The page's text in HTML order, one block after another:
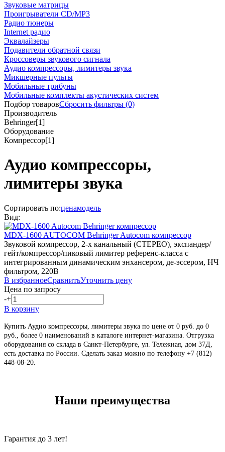
Звуковые матрицы
Проигрыватели CD/MP3
Радио тюнеры
Internet радио
Эквалайзеры
Подавители обратной связи
Кроссоверы звукового сигнала
Аудио компрессоры, лимитеры звука
Микшерные пульты
Мобильные трибуны
Мобильные комплекты акустических систем
Подбор товаровСбросить фильтры (0)
Производитель
Behringer[1]
Оборудование
Компрессор[1]
Аудио компрессоры,
лимитеры звука
Сортировать по:ценамодель
Вид:
MDX-1600 AUTOCOM BehringerAutocom компрессор
Звуковой компрессор, 2-х канальный (СТЕРЕО), экспандер/
гейт/компрессор/пиковый лимитер референc-класса с
интегрированным динамическим энхансером, де-эссером, НЧ
фильтром, 220В
В избранноеСравнитьУточнить цену
Цена по запросу
-+
В корзину
Купить Аудио компрессоры, лимитеры звука по цене от 0 руб. до 0
руб., более 0 наименований в каталоге интернет-магазина. Отгрузка
оборудования со склада в Санкт-Петербурге, ул. Тележная, дом 37Д,
есть доставка по России. Сделать заказ можно по телефону +7 (812)
448-08-20
Наши преимущества
Гарантия до 3 лет!